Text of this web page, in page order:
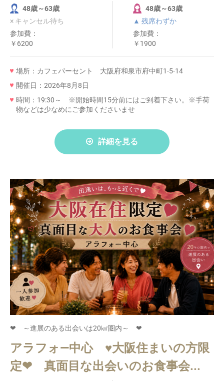
48歳～63歳
× キャンセル待ち
参加費：
￥6200
48歳～63歳
▲ 残席わずか
参加費：
￥1900
場所：カフェパーセント 大阪府和泉市府中町1-5-14
開催日：2026年8月8日
時間：19:30～ ※開始時間15分前にはご到着下さい。※手荷
物などは少なめにご参加くださいませ
詳細を見る
❤ ～進展のある出会いは20㎢圏内～ ❤
アラフォ―中心 ♥大阪住まいの方限
定❤ 真面目な出会いのお食事会...